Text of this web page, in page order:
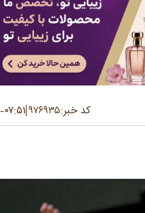
کد خبر:۹۷۶۹۳۵ ۰۷:۵۱-